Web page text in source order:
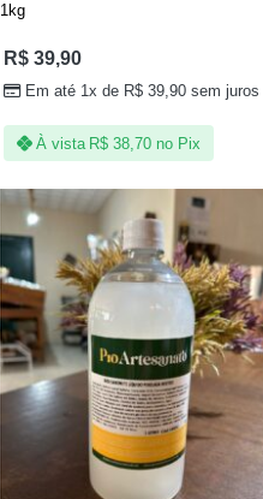
1kg
R$39,90
Em até 1x de R$ 39,90 sem juros
À vista R$ 38,70 no Pix